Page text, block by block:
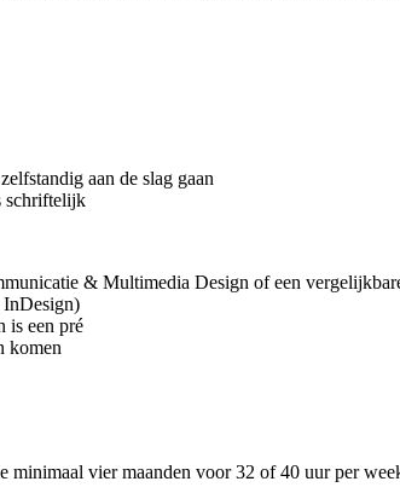
aan de slag gaan
schriftelijk
& Multimedia Design of een
InDesign)
is een pré
komen
vier maanden voor 32 of 40 uur per